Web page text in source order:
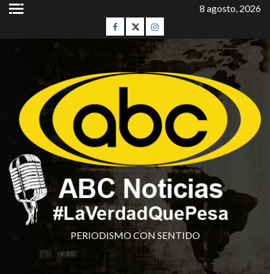
8 agosto, 2026
PERIODISMO CON SENTIDO